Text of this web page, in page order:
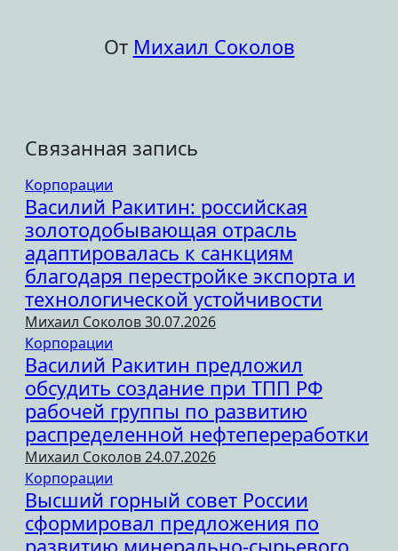
От Михаил Соколов
Связанная запись
Корпорации
Василий Ракитин: российская
золотодобывающая отрасль
адаптировалась к санкциям
благодаря перестройке экспорта и
технологической устойчивости
Михаил Соколов30.07.2026
Корпорации
Василий Ракитин предложил
обсудить создание при ТПП РФ
рабочей группы по развитию
распределенной нефтепереработки
Михаил Соколов24.07.2026
Корпорации
Высший горный совет России
сформировал предложения по